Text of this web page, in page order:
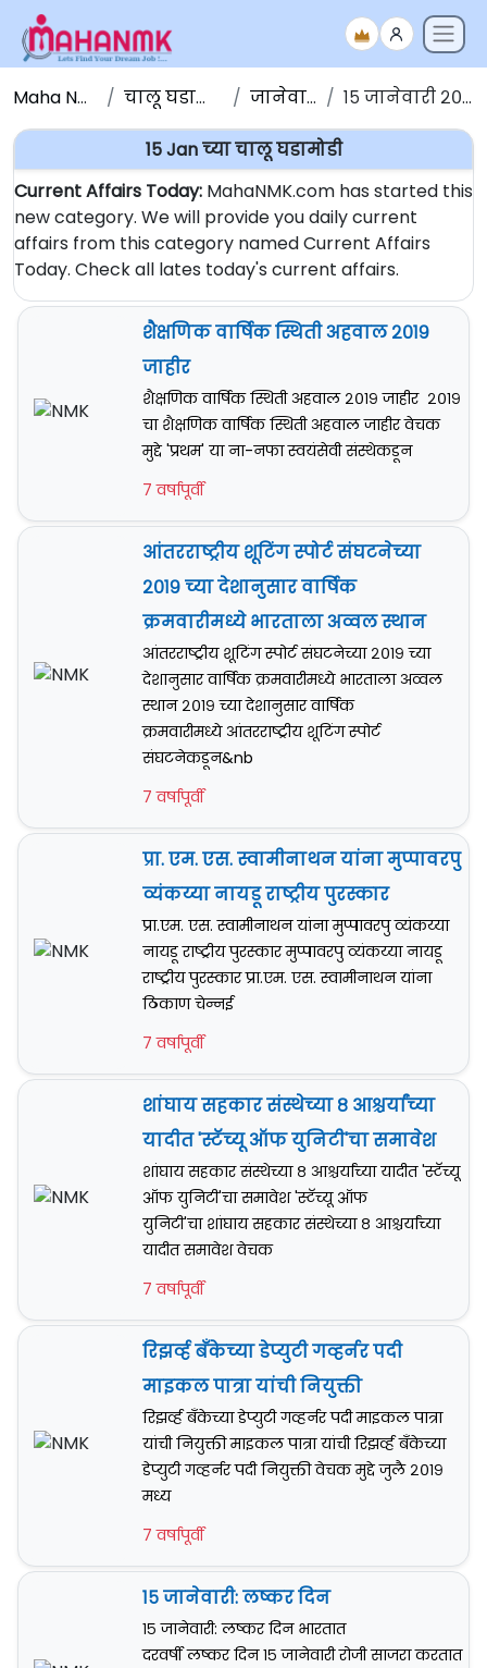
Maha NMK चालू घडामोडी जानेवारी १५ जानेवारी २०२०
15 Jan च्या चालू घडामोडी
Current Affairs Today: MahaNMK.com has started this
new category. We will provide you daily current
affairs from this category named Current Affairs
Today. Check all lates today's current affairs.
शैक्षणिक वार्षिक स्थिती अहवाल २०१९
जाहीर
शैक्षणिक वार्षिक स्थिती अहवाल २०१९ जाहीर २०१९
चा शैक्षणिक वार्षिक स्थिती अहवाल जाहीर वेचक
मुद्दे 'प्रथम' या ना-नफा स्वयंसेवी संस्थेकडून
7 वर्षापूर्वी
आंतरराष्ट्रीय शूटिंग स्पोर्ट संघटनेच्या
२०१९ च्या देशानुसार वार्षिक
क्रमवारीमध्ये भारताला अव्वल स्थान
आंतरराष्ट्रीय शूटिंग स्पोर्ट संघटनेच्या २०१९ च्या
देशानुसार वार्षिक क्रमवारीमध्ये भारताला अव्वल
स्थान २०१९ च्या देशानुसार वार्षिक
क्रमवारीमध्ये आंतरराष्ट्रीय शूटिंग स्पोर्ट
संघटनेकडून&nb
7 वर्षापूर्वी
प्रा. एम. एस. स्वामीनाथन यांना मुप्पावरपु
व्यंकय्या नायडू राष्ट्रीय पुरस्कार
प्रा.एम. एस. स्वामीनाथन यांना मुप्पावरपु व्यंकय्या
नायडू राष्ट्रीय पुरस्कार मुप्पावरपु व्यंकय्या नायडू
राष्ट्रीय पुरस्कार प्रा.एम. एस. स्वामीनाथन यांना
ठिकाण चेन्नई
7 वर्षापूर्वी
शांघाय सहकार संस्थेच्या ८ आश्चर्यांच्या
यादीत 'स्टॅच्यू ऑफ युनिटी'चा समावेश
शांघाय सहकार संस्थेच्या ८ आश्चर्यांच्या यादीत 'स्टॅच्यू
ऑफ युनिटी'चा समावेश 'स्टॅच्यू ऑफ
युनिटी'चा शांघाय सहकार संस्थेच्या ८ आश्चर्यांच्या
यादीत समावेश वेचक
7 वर्षापूर्वी
रिझर्व्ह बॅंकेच्या डेप्युटी गव्हर्नर पदी
माइकल पात्रा यांची नियुक्ती
रिझर्व्ह बॅंकेच्या डेप्युटी गव्हर्नर पदी माइकल पात्रा
यांची नियुक्ती माइकल पात्रा यांची रिझर्व्ह बॅंकेच्या
डेप्युटी गव्हर्नर पदी नियुक्ती वेचक मुद्दे जुलै २०१९
मध्य
7 वर्षापूर्वी
१५ जानेवारी: लष्कर दिन
१५ जानेवारी: लष्कर दिन भारतात
दरवर्षी लष्कर दिन १५ जानेवारी रोजी साजरा करतात